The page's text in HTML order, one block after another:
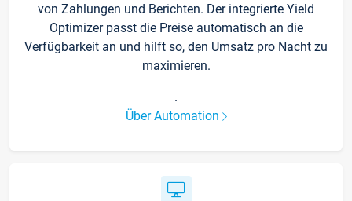
von Zahlungen und Berichten. Der integrierte Yield
Optimizer passt die Preise automatisch an die
Verfügbarkeit an und hilft so, den Umsatz pro Nacht zu
maximieren.
.
Über Automation